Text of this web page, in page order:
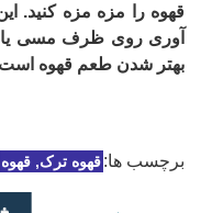
قهوه را مزه مزه کنید.
آوری روی ظرف مسی یا
بهتر شدن طعم قهوه
برچسب ها:قهوه ترک, قهوه